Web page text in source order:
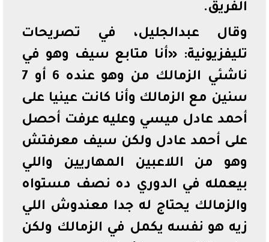
الفريق.
وقال عبدالجليل، في تصريحات
تليفزيونية: «أنا متابع سيف وهو في
ناشئي الزمالك من وهو عنده 6 أو 7
سنين مع الزمالك وأنا كانت عينيا على
أحمد عادل ميسي وعليه عرفت أحصل
على أحمد عادل ولكن سيف معرفتش
وهو من اللاعبين المهاريين واللي
بيعمله في الدوري ده نصف مستواه
والزمالك يحتاج له جدا معندوش اللي
زيه هو نفسه يكمل في الزمالك ولكن